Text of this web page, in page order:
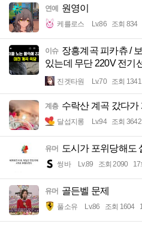
연예 원영이
케를로스 Lv.86 조회 834
이슈 장흥계곡 피카츄 /
있는데 무단 220V 전기
진겟타원 Lv.70 조회 1341
계층 수락산 계곡 갔다가
달섭지롱 Lv.94 조회 3642
유머 도시가 포위당해도
썽바 Lv.89 조회 2090
유머 골든벨 문제
풀소유 Lv.86 조회 1604